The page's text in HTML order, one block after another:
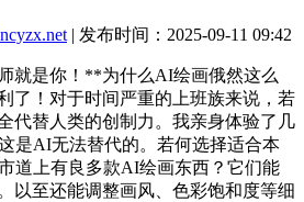
| 发布时间：2025-09-11 09:42
是你！**为什么AI绘画俄然这么
了！对于时间严重的上班族来说，若
代替人类的创制力。我亲身体验了几
是AI无法替代的。若何选择适合本
道上有良多款AI绘画东西？它们能
以至还能调整画风、色彩饱和度等细